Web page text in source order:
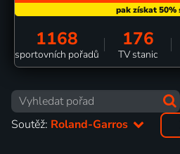
1168
sportovních pořadů
176
TV stanic
Soutěž: Roland-Garros